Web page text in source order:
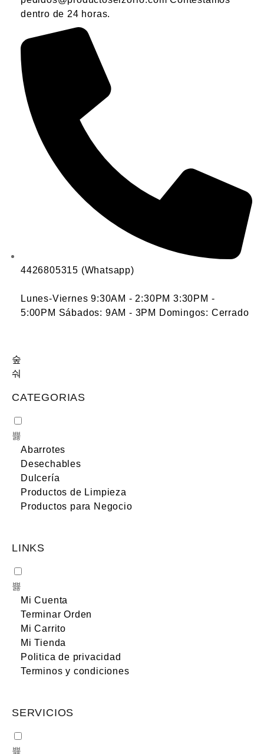
dentro de 24 horas.
4426805315 (Whatsapp)
Lunes-Viernes 9:30AM - 2:30PM 3:30PM -
5:00PM Sábados: 9AM - 3PM Domingos: Cerrado
CATEGORIAS
Abarrotes
Desechables
Dulcería
Productos de Limpieza
Productos para Negocio
LINKS
Mi Cuenta
Terminar Orden
Mi Carrito
Mi Tienda
Politica de privacidad
Terminos y condiciones
SERVICIOS